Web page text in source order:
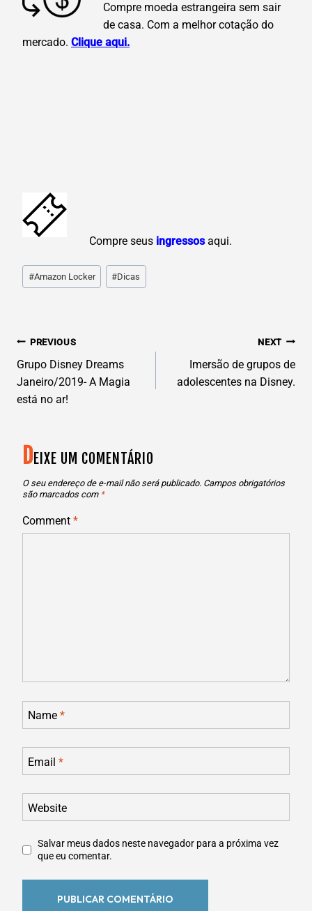
Compre moeda estrangeira sem sair
de casa. Com a melhor cotação do
mercado. Clique aqui.
Compre seus ingressosaqui.
Post
Tags:
#Amazon Locker #Dicas
NAVEGAÇÃO
DE
POST
PREVIOUS
Grupo Disney Dreams
Janeiro/2019- A Magia
está no ar!
NEXT
Imersão de grupos de
adolescentes na Disney.
DEIXE UM COMENTÁRIO
O seu endereço de e-mail não será publicado. Campos obrigatórios
são marcados com *
Comment *
Name *
Email *
Website
Salvar meus dados neste navegador para a próxima vez
que eu comentar.